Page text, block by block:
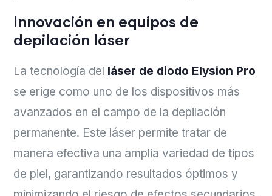
Innovación en equipos de
depilación láser
La tecnología del láser de diodo Elysion Pro
se erige como uno de los dispositivos más
avanzados en el campo de la depilación
permanente. Este láser permite tratar de
manera efectiva una amplia variedad de tipos
de piel, garantizando resultados óptimos y